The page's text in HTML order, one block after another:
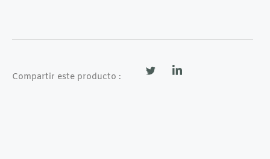
Compartir este producto :